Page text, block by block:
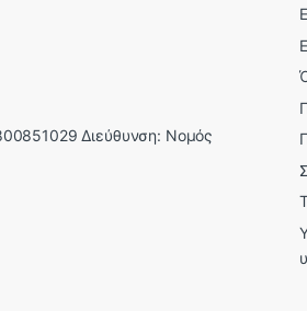
Διεύθυνση: Νομός